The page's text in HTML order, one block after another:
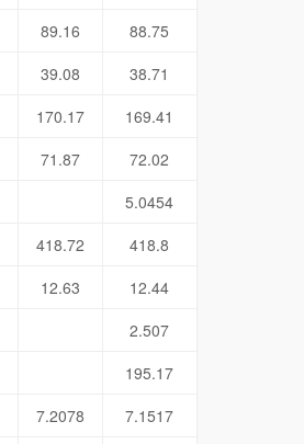
89.16
88.75
39.08
38.71
170.17
169.41
71.87
72.02
5.0454
418.72
418.8
12.63
12.44
2.507
195.17
7.2078
7.1517